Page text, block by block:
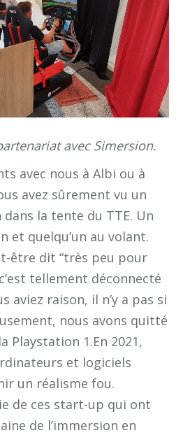
avec Simersion.
avec nous à Albi ou à
avez sûrement vu un
la tente du TTE. Un
et quelqu’un au volant.
être dit “très peu pour
tellement déconnecté
aviez raison, il n’y a pas si
nous avons quitté
Playstation 1.En 2021,
et logiciels
un réalisme fou.
de ces start-up qui ont
de l’immersion en